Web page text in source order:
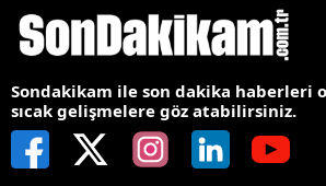
Sondakikam ile son dakika haberleri
sıcak gelişmelere göz atabilirsiniz.